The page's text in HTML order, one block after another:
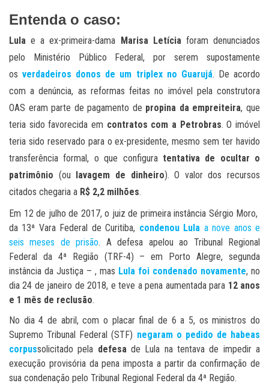
Entenda o caso:
Lulae a ex-primeira-dama Marisa Letíciaforam denunciados
pelo Ministério Público Federal, por serem supostamente
osverdadeiros donos de um triplex no Guarujá. De acordo
com a denúncia, as reformas feitas no imóvel pela construtora
OAS eram parte de pagamento de propina da empreiteira, que
teria sido favorecida em contratos com a Petrobras. O imóvel
teria sido reservado para o ex-presidente, mesmo sem ter havido
transferência formal, o que configura tentativa de ocultar o
patrimônio (ou lavagem de dinheiro). O valor dos recursos
citados chegaria a R$ 2,2 milhões.
Em 12 de julho de 2017, o juiz de primeira instância Sérgio Moro,
da 13ª Vara Federal de Curitiba, condenou Lula a nove anos e
seis meses de prisão. A defesa apelou ao Tribunal Regional
Federal da 4ª Região (TRF-4) – em Porto Alegre, segunda
instância da Justiça – , mas Lula foi condenado novamente, no
dia 24 de janeiro de 2018, e teve a pena aumentada para 12 anos
e 1 mês de reclusão.
No dia 4 de abril, com o placar final de 6 a 5, os ministros do
Supremo Tribunal Federal (STF) negaram o pedido de habeas
corpussolicitado pela defesade Lula na tentava de impedir a
execução provisória da pena imposta a partir da confirmação de
sua condenação pelo Tribunal Regional Federal da 4ª Região.